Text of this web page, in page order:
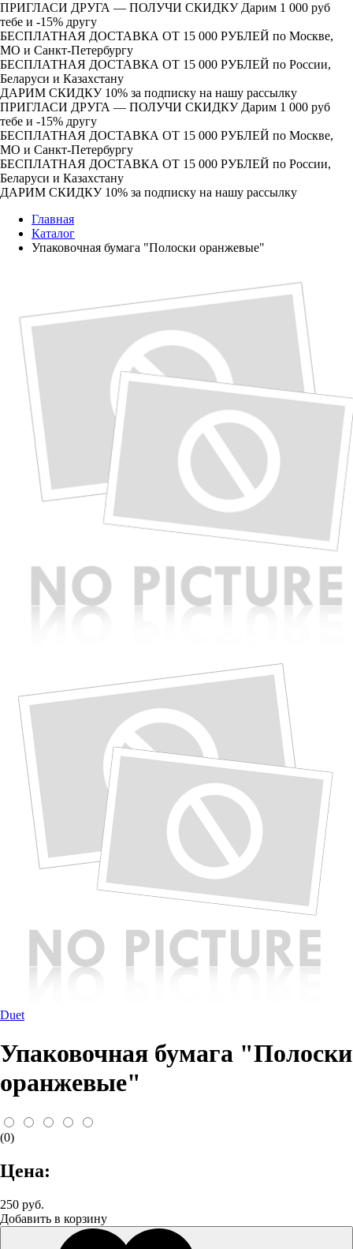
ПРИГЛАСИ ДРУГА — ПОЛУЧИ СКИДКУ Дарим 1 000 руб
тебе и -15% другу
БЕСПЛАТНАЯ ДОСТАВКА ОТ 15 000 РУБЛЕЙ по Москве,
МО и Санкт-Петербургу
БЕСПЛАТНАЯ ДОСТАВКА ОТ 15 000 РУБЛЕЙ по России,
Беларуси и Казахстану
ДАРИМ СКИДКУ 10% за подписку на нашу рассылку
ПРИГЛАСИ ДРУГА — ПОЛУЧИ СКИДКУ Дарим 1 000 руб
тебе и -15% другу
БЕСПЛАТНАЯ ДОСТАВКА ОТ 15 000 РУБЛЕЙ по Москве,
МО и Санкт-Петербургу
БЕСПЛАТНАЯ ДОСТАВКА ОТ 15 000 РУБЛЕЙ по России,
Беларуси и Казахстану
ДАРИМ СКИДКУ 10% за подписку на нашу рассылку
Главная
Каталог
Упаковочная бумага "Полоски оранжевые"
Duet
Упаковочная бумага "Полоски
оранжевые"
(0)
Цена:
250 руб.
Добавить в корзину